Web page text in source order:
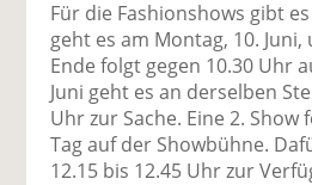
Für die Fashionshows gibt
geht es am Montag, 10. Juni,
Ende folgt gegen 10.30 Uhr
Juni geht es an derselben
Uhr zur Sache. Eine 2. Show
Tag auf der Showbühne.
12.15 bis 12.45 Uhr zur